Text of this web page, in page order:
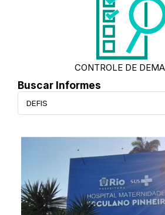
CONTROLE DE
Buscar Informes